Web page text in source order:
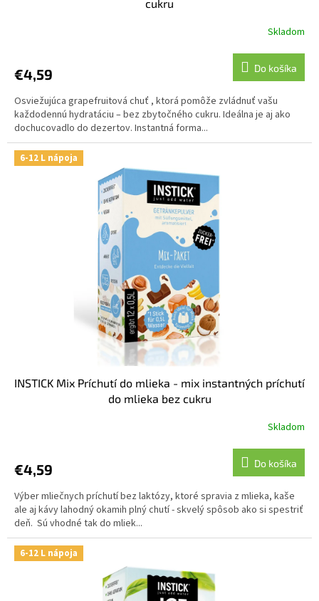
cukru
Skladom
€4,59 Do košíka
Osviežujúca grapefruitová chuť , ktorá pomôže zvládnuť vašu
každodennú hydratáciu – bez zbytočného cukru. Ideálna je aj ako
dochucovadlo do dezertov. Instantná forma...
6-12 L nápoja
INSTICK Mix Príchutí do mlieka - mix instantných príchutí
do mlieka bez cukru
Skladom
€4,59 Do košíka
Výber mliečnych príchutí bez laktózy, ktoré spravia z mlieka, kaše
ale aj kávy lahodný okamih plný chutí - skvelý spôsob ako si spestriť
deň. Sú vhodné tak do mliek...
6-12 L nápoja